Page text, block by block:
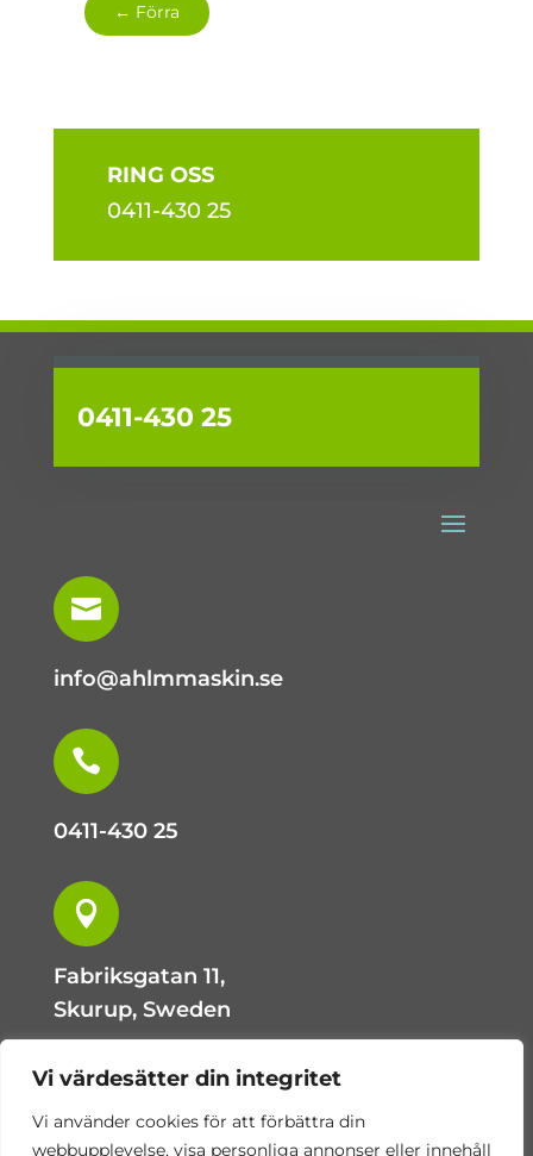
Vi värdesätter din integritet
Vi använder cookies för att förbättra din
webbupplevelse, visa personliga annonser eller innehåll
← Förra
RING OSS
0411-430 25
0411-430 25

info@ahlmmaskin.se

0411-430 25

Fabriksgatan 11,
Skurup, Sweden
}